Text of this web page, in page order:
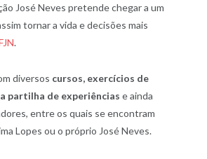
José Neves pretende chegar a um
tornar a vida e decisões mais
.
diversos cursos, exercícios de
partilha de experiências e ainda
entre os quais se encontram
Lopes ou o próprio José Neves.